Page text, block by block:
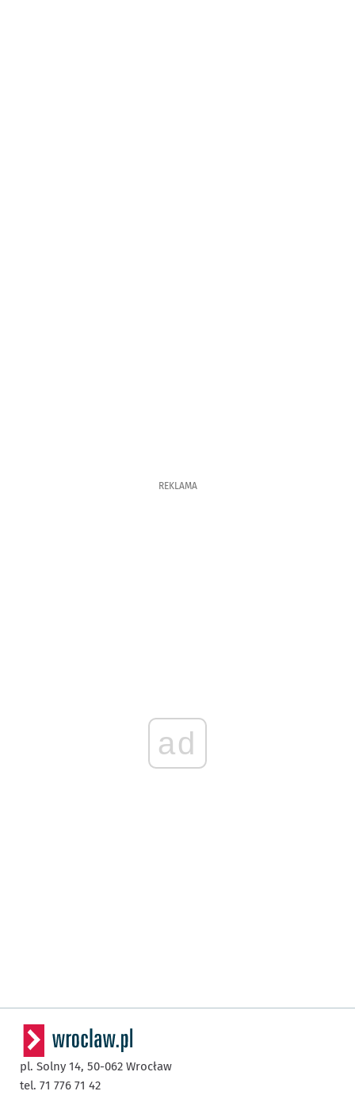
REKLAMA
ad
pl. Solny 14, 50-062 Wrocław
tel. 71 776 71 42